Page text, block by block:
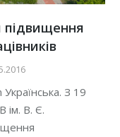
підвищення
З 19
ім. В. Є.